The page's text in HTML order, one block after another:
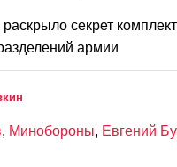
секрет
армии
, Минобороны, Евгений